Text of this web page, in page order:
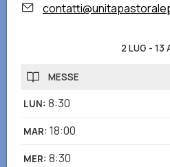
2 LUG - 13
MESSE
LUN: 8:30
MAR: 18:00
MER: 8:30